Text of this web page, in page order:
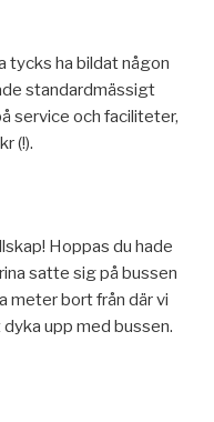
tycks ha bildat någon
standardmässigt
service och faciliteter,
(!).
Hoppas du hade
satte sig på bussen
meter bort från där vi
upp med bussen.